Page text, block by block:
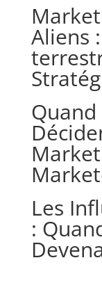
Aliens
Les
: